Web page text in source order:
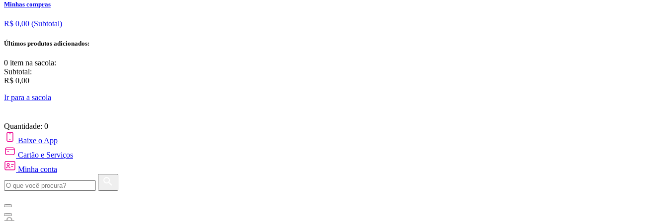
Minhas compras
R$ 0,00 (Subtotal)
Últimos produtos adicionados:
0 item na sacola:
Subtotal:
R$ 0,00
Ir para a sacola
Quantidade: 0
Baixe o App
Cartão e Serviços
Minha conta